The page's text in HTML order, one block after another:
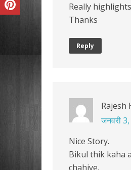
Really
Thanks
Reply
Rajesh
जनवरी
Nice Story.
Bikul thik kaha
chahiye.